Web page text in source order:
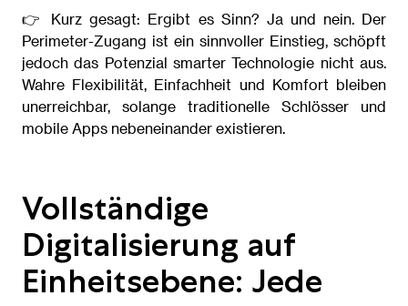
👉 Kurz gesagt: Ergibt es Sinn? Ja und nein. Der
Perimeter-Zugang ist ein sinnvoller Einstieg, schöpft
jedoch das Potenzial smarter Technologie nicht aus.
Wahre Flexibilität, Einfachheit und Komfort bleiben
unerreichbar, solange traditionelle Schlösser und
mobile Apps nebeneinander existieren.
Vollständige
Digitalisierung auf
Einheitsebene: Jede